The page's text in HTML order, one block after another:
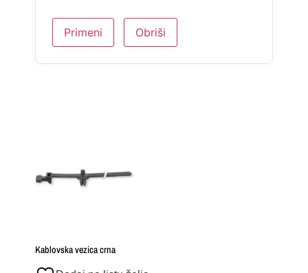
Primeni Obriši
Kablovska vezica crna